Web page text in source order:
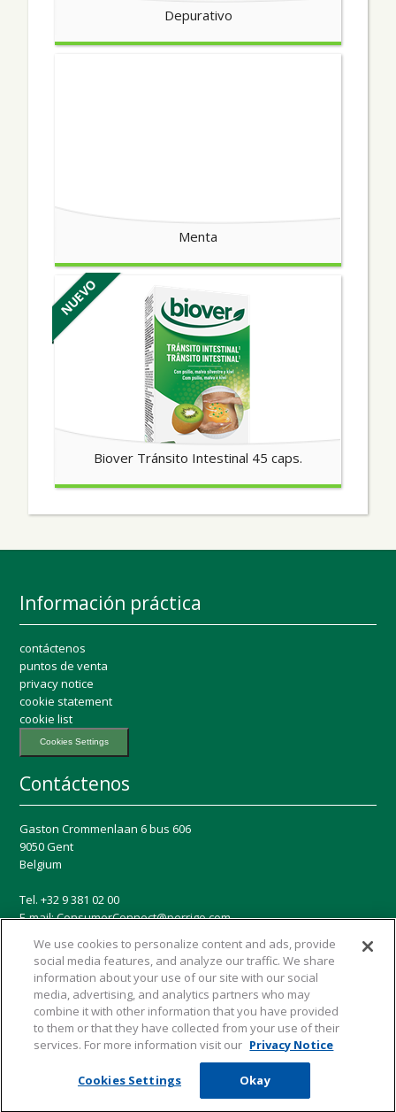
Depurativo
Menta
NUEVO
Biover Tránsito Intestinal 45 caps.
Información práctica
contáctenos
puntos de venta
privacy notice
cookie statement
cookie list
Cookies Settings
Contáctenos
Gaston Crommenlaan 6 bus 606
9050 Gent
Belgium
Tel. +32 9 381 02 00
E-mail:ConsumerConnect@perrigo.com
Redes sociales
We use cookies to personalize content and ads, provide
social media features, and analyze our traffic. We share
information about your use of our site with our social
media, advertising, and analytics partners who may
combine it with other information that you have provided
to them or that they have collected from your use of their
services. For more information visit our Privacy Notice
Cookies Settings Okay